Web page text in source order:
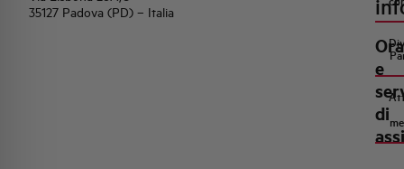
35127 Padova (PD) – Italia
e
di